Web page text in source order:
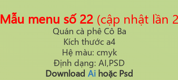
Mẫu menu số 22 (cập nhật lần
Quán cà phê Cô Ba
Kích thước a4
Hệ màu: cmyk
Định dạng: AI,PSD
Download Ai hoặc Psd